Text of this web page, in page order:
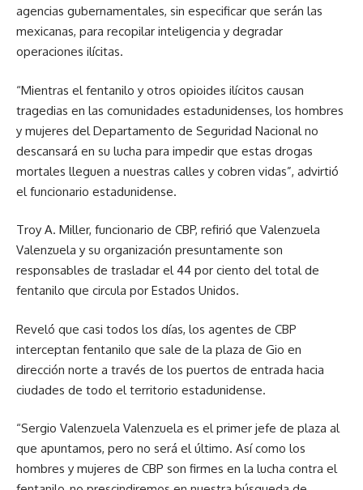
agencias gubernamentales, sin especificar que serán las
mexicanas, para recopilar inteligencia y degradar
operaciones ilícitas.
“Mientras el fentanilo y otros opioides ilícitos causan
tragedias en las comunidades estadunidenses, los hombres
y mujeres del Departamento de Seguridad Nacional no
descansará en su lucha para impedir que estas drogas
mortales lleguen a nuestras calles y cobren vidas”, advirtió
el funcionario estadunidense.
Troy A. Miller, funcionario de CBP, refirió que Valenzuela
Valenzuela y su organización presuntamente son
responsables de trasladar el 44 por ciento del total de
fentanilo que circula por Estados Unidos.
Reveló que casi todos los días, los agentes de CBP
interceptan fentanilo que sale de la plaza de Gio en
dirección norte a través de los puertos de entrada hacia
ciudades de todo el territorio estadunidense.
“Sergio Valenzuela Valenzuela es el primer jefe de plaza al
que apuntamos, pero no será el último. Así como los
hombres y mujeres de CBP son firmes en la lucha contra el